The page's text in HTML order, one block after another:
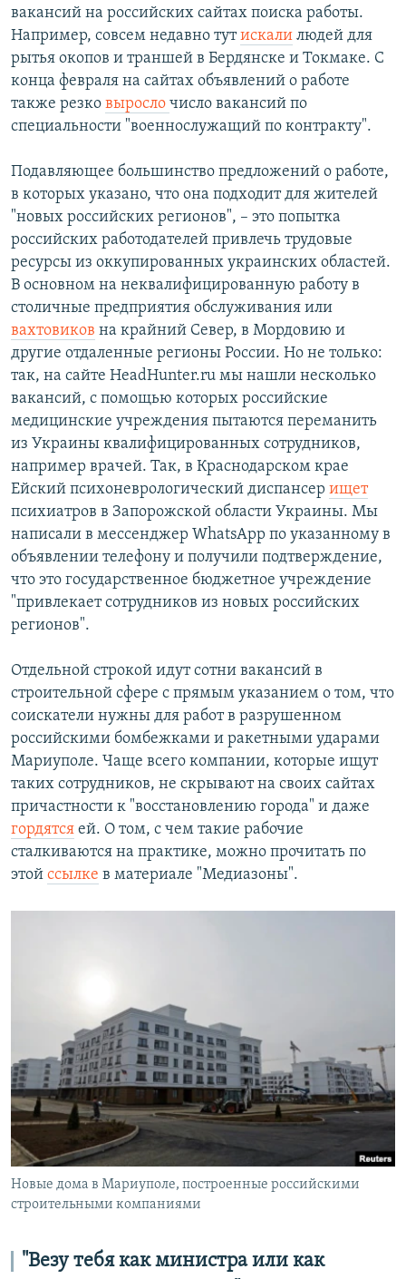
вакансий на российских сайтах поиска работы.
Например, совсем недавно тутискали людей для
рытья окопов и траншей в Бердянске и Токмаке. С
конца февраля на сайтах объявлений о работе
также резко выросло число вакансий по
специальности "военнослужащий по контракту".
Подавляющее большинство предложений о работе,
в которых указано, что она подходит для жителей
"новых российских регионов", – это попытка
российских работодателей привлечь трудовые
ресурсы из оккупированных украинских областей.
В основном на неквалифицированную работу в
столичные предприятия обслуживания или
вахтовиков на крайний Север, в Мордовию и
другие отдаленные регионы России. Но не только:
так, на сайте HeadHunter.ru мы нашли несколько
вакансий, с помощью которых российские
медицинские учреждения пытаются переманить
из Украины квалифицированных сотрудников,
например врачей. Так, в Краснодарском крае
Ейский психоневрологический диспансер ищет
психиатров в Запорожской области Украины. Мы
написали в мессенджер WhatsApp по указанному в
объявлении телефону и получили подтверждение,
что это государственное бюджетное учреждение
"привлекает сотрудников из новых российских
регионов".
Отдельной строкой идут сотни вакансий в
строительной сфере с прямым указанием о том, что
соискатели нужны для работ в разрушенном
российскими бомбежками и ракетными ударами
Мариуполе. Чаще всего компании, которые ищут
таких сотрудников, не скрывают на своих сайтах
причастности к "восстановлению города" и даже
гордятся ей. О том, с чем такие рабочие
сталкиваются на практике, можно прочитать по
этой ссылке в материале "Медиазоны".
Новые дома в Мариуполе, построенные российскими
строительными компаниями
"Везу тебя как министра или как